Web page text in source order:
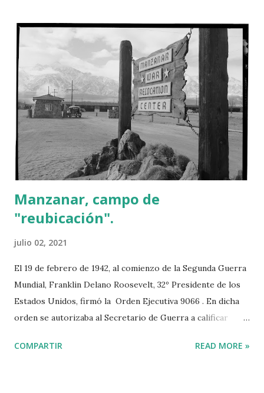
perfección en sus (magníficas) fotografías de los Parques
Nacionales USA esconde cierta presunción artística.
Prefiero la imperfección implicada en las fotografías de
Walker Evans, John Vachon o Jack Delano. Por otra parte,
estas últimas han envejecido mucho mejor que las fotos
artísticas, entre otras cosas, porque “cuentan” una época y
una forma de vida. The Tetons and the Snake River. Grand
Teton National Park. Ansel Adams, 1942. National Archives
and Records Administration Su...
Manzanar, campo de
"reubicación".
julio 02, 2021
El 19 de febrero de 1942, al comienzo de la Segunda Guerra
Mundial, Franklin Delano Roosevelt, 32º Presidente de los
Estados Unidos, firmó la Orden Ejecutiva 9066 . En dicha
orden se autorizaba al Secretario de Guerra a calificar
etnia ni origen esta orden permitió el “internamiento” (en
COMPARTIR READ MORE »